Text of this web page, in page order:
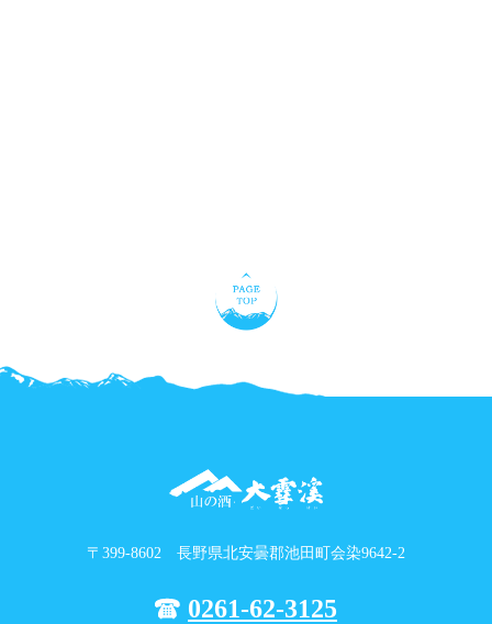
〒399-8602 長野県北安曇郡池田町会染9642-2
0261-62-3125